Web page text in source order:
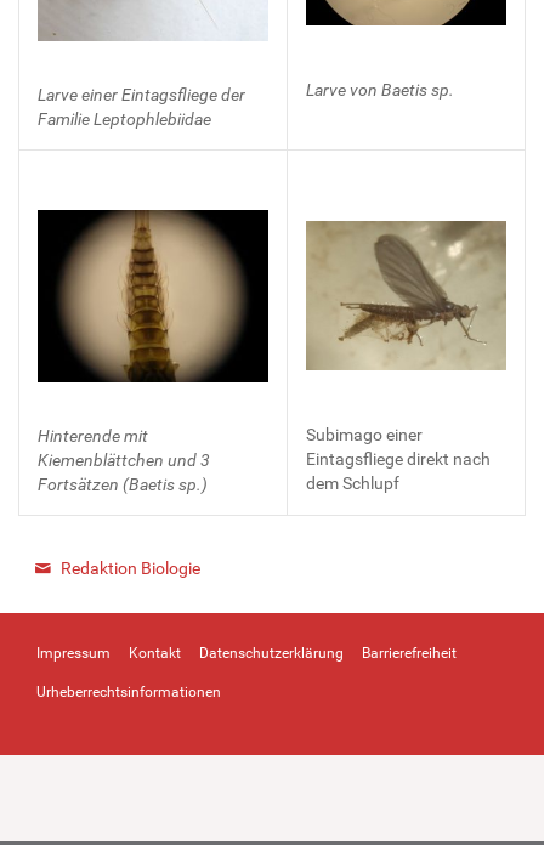
Larve einer Eintagsfliege der
Familie Leptophlebiidae
Larve von Baetis sp.
Hinterende mit
Kiemenblättchen und 3
Fortsätzen (Baetis sp.)
Subimago einer
Eintagsfliege direkt nach
dem Schlupf
Redaktion Biologie
Impressum Kontakt Datenschutzerklärung Barrierefreiheit
Urheberrechtsinformationen